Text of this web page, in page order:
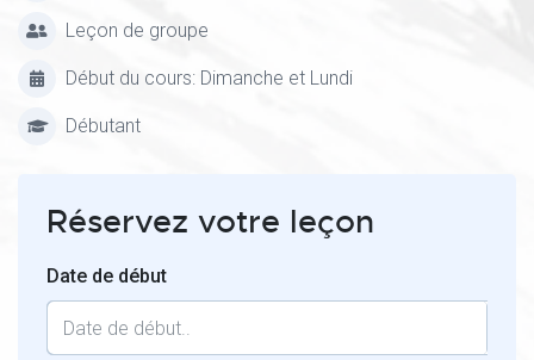
Leçon de groupe
Début du cours: Dimanche et Lundi
Débutant
Réservez votre leçon
Date de début